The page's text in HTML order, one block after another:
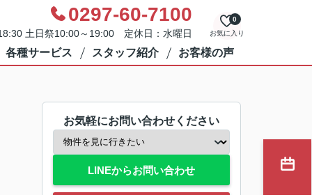
0297-60-7100
土日祭10:00～19:00 定休日：水曜日 お気に入り
0
各種サービス スタッフ紹介 お客様の声
お気軽にお問い合わせください
LINEからお問い合わせ